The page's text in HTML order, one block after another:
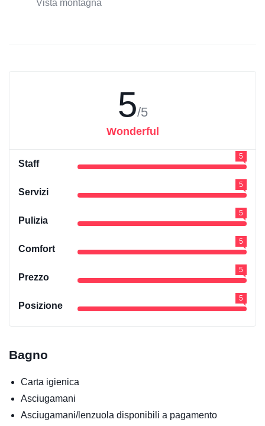
Vista montagna
5/5
Wonderful
Staff
5
Servizi
5
Pulizia
5
Comfort
5
Prezzo
5
Posizione
5
Bagno
Carta igienica
Asciugamani
Asciugamani/lenzuola disponibili a pagamento